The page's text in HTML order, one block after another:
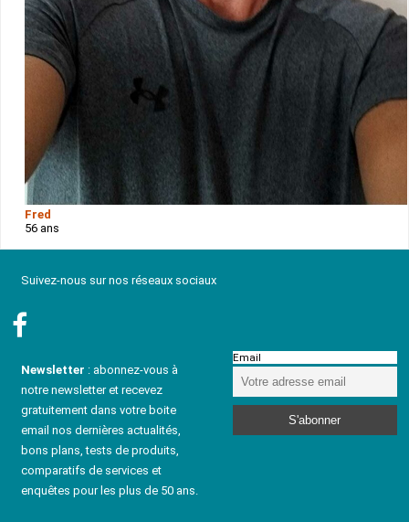
Fred
56 ans
Suivez-nous sur nos réseaux sociaux
Newsletter : abonnez-vous à
notre newsletter et recevez
gratuitement dans votre boite
email nos dernières actualités,
bons plans, tests de produits,
comparatifs de services et
enquêtes pour les plus de 50 ans.
Email